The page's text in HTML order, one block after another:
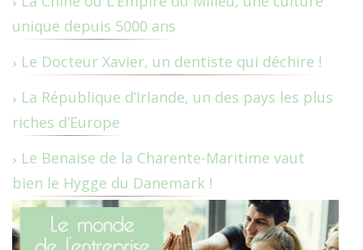
unique depuis 5000 ans
Le Docteur Xavier, un dentiste qui déchire !
La République d’Irlande, un des pays les plus
riches d’Europe
Le Benaise de la Charente-Maritime vaut
bien le Hygge du Danemark !